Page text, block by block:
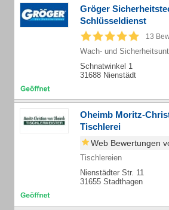
Gröger
Schlüsseldienst
13
Wach- und
Schnatwinkel 1
31688 Nienstädt
Oheimb Moritz-
Tischlerei
Web Bewertungen
Tischlereien
Nienstädter Str. 11
31655 Stadthagen